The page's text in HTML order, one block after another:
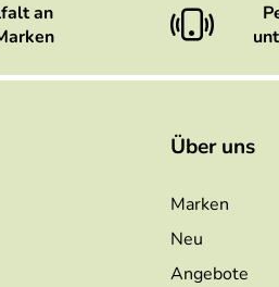
an
Über uns
Marken
Neu
Angebote